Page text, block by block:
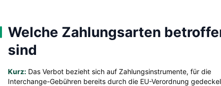
Welche Zahlungsarten
sind
Kurz: Das Verbot bezieht sich auf Zahlungsinstrumente, für die
Interchange-Gebühren bereits durch die EU-Verordnung